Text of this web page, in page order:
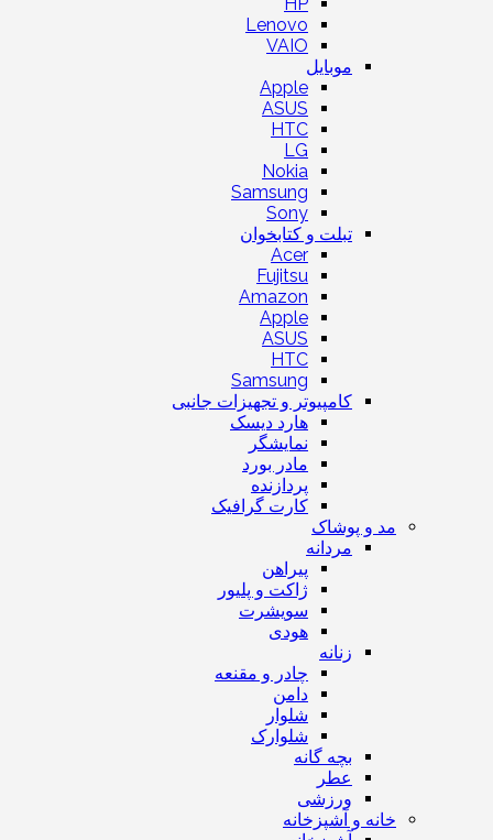
Lenovo
VAIO
موبایل
Apple
ASUS
HTC
LG
Nokia
Samsung
Sony
تبلت و کتابخوان
Acer
Fujitsu
Amazon
Apple
ASUS
HTC
Samsung
کامپیوتر و تجهیزات جانبی
هارد دیسک
نمایشگر
مادر بورد
پردازنده
کارت گرافیک
مد و پوشاک
مردانه
پیراهن
ژاکت و پلیور
سویشرت
هودی
زنانه
چادر و مقنعه
دامن
شلوار
شلوارک
بچه گانه
عطر
ورزشی
خانه و آشپزخانه